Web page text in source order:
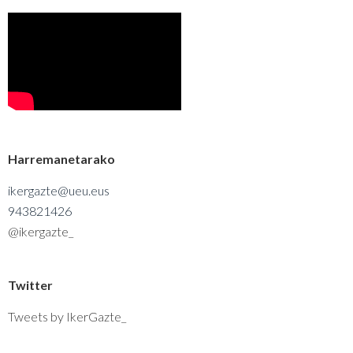
Harremanetarako
ikergazte@ueu.eus
943821426
@ikergazte_
Twitter
Tweets by IkerGazte_